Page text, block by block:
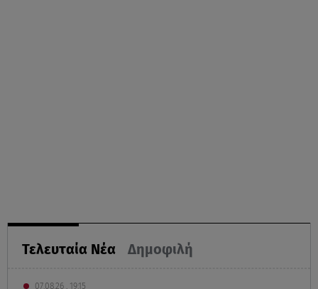
Τελευταία Νέα Δημοφιλή
07.08.26 , 19:15